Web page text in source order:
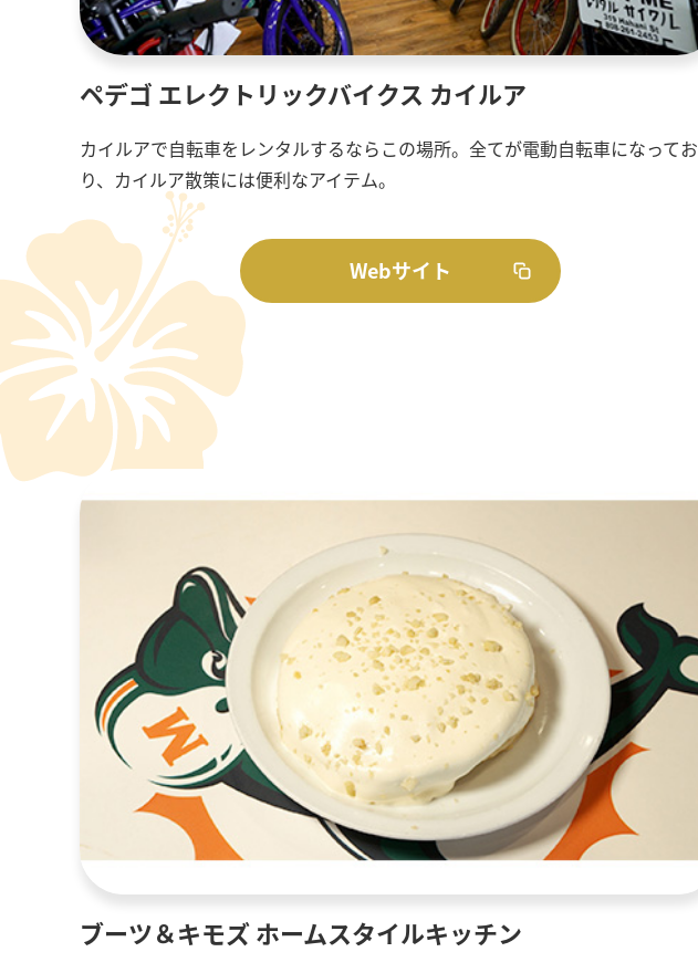
ペデゴ エレクトリックバイクス カイルア
カイルアで自転車をレンタルするならこの場所。全てが電動自転車になってお
り、カイルア散策には便利なアイテム。
Webサイト
ブーツ＆キモズ ホームスタイルキッチン